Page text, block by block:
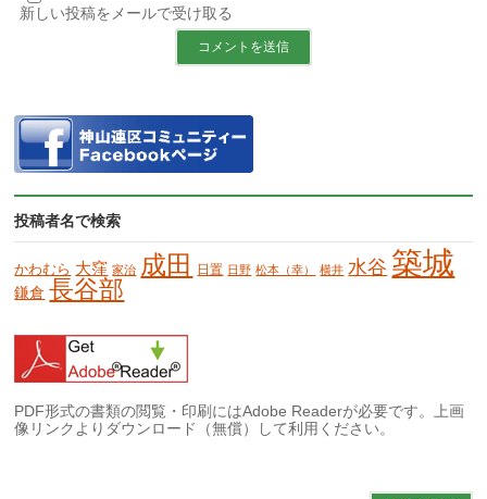
新しい投稿をメールで受け取る
投稿者名で検索
かわむら 大窪 家治 成田 日置 日野 松本（幸） 横井 水谷 築城
鎌倉 長谷部
PDF形式の書類の閲覧・印刷にはAdobe Readerが必要です。上画
像リンクよりダウンロード（無償）して利用ください。